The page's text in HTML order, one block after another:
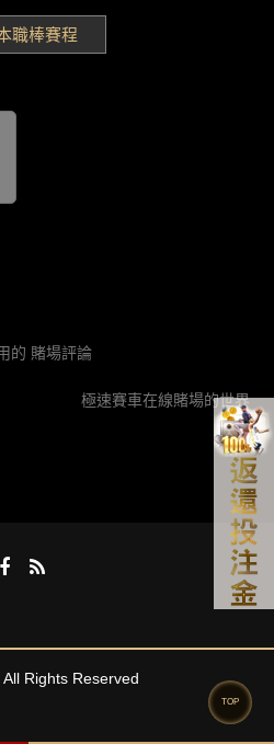
職棒賽程
的 賭場評論
極速賽車在線賭場的世界
TOP
Rights Reserved